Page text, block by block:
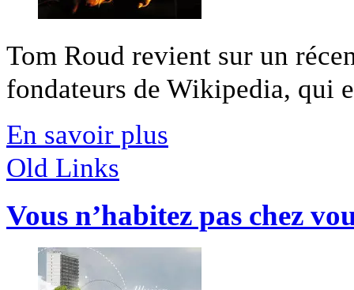
Tom Roud revient sur un
fondateurs de Wikipedia, qui
En savoir plus
Old Links
Vous n’habitez pas chez